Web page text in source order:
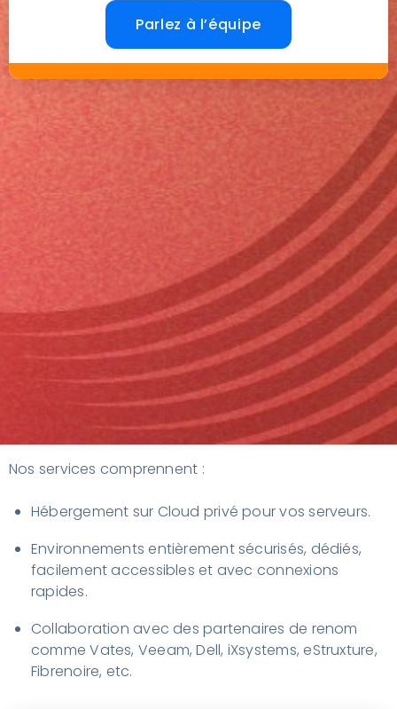
Parlez à l’équipe
Un hébergement infonuagique
performant, sécurisé et évolutif
Explorez notre vaste sélection de services cloud,
incluant l’hébergement, la gestion des catastrophes
et la continuité des opérations. Nous assurons une
sécurité maximale pour vos données grâce à des
infrastructures solides, des espaces hautement
sécurisés et une connectivité internet fiable.
Nos solutions cloud, compatibles avec les principaux
systèmes d’exploitation, sont conçues pour
répondre efficacement à tous vos besoins en
informatique dématérialisée.
Nos services comprennent :
Hébergement sur Cloud privé pour vos serveurs.
Environnements entièrement sécurisés, dédiés,
facilement accessibles et avec connexions
rapides.
Collaboration avec des partenaires de renom
comme Vates, Veeam, Dell, iXsystems, eStruxture,
Fibrenoire, etc.